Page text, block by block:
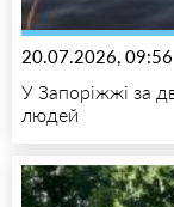
20.07.2026, 09:56
У Запоріжжі за
людей